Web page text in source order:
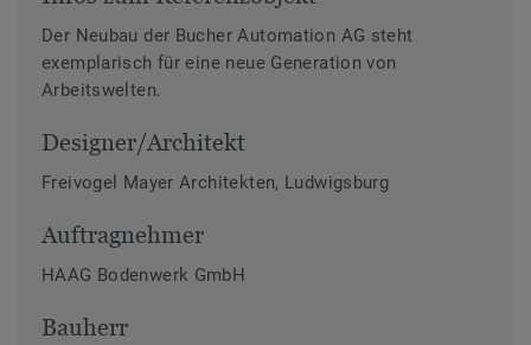
Der Neubau der Bucher Automation AG steht
exemplarisch für eine neue Generation von
Arbeitswelten.
Designer/Architekt
Freivogel Mayer Architekten, Ludwigsburg
Auftragnehmer
HAAG Bodenwerk GmbH
Bauherr